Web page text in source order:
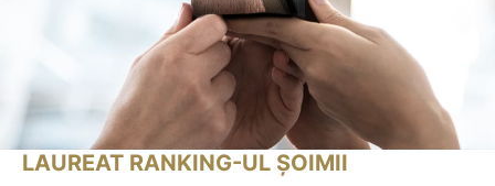
LAUREAT RANKING-UL ȘOIMII